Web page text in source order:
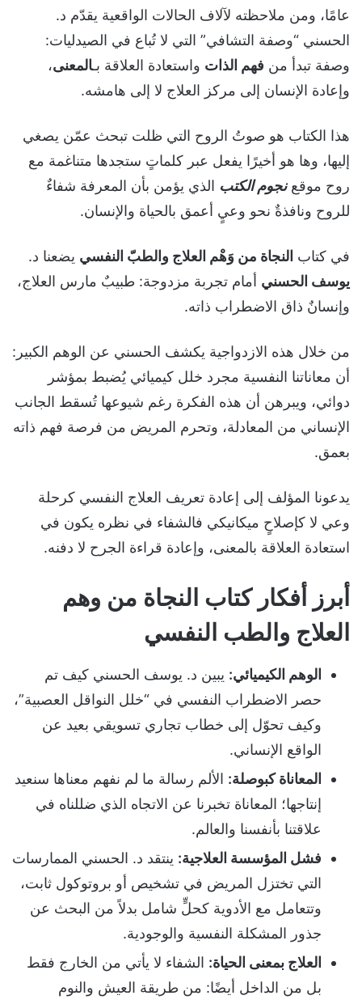
عامًا، ومن ملاحظته لآلاف الحالات الواقعية يقدّم د.
الحسني “وصفة التشافي” التي لا تُباع في الصيدليات:
وصفة تبدأ من فهم الذات واستعادة العلاقة بـالمعنى،
وإعادة الإنسان إلى مركز العلاج لا إلى هامشه.
هذا الكتاب هو صوتُ الروح التي ظلت تبحث عمّن يصغي
إليها، وها هو أخيرًا يفعل عبر كلماتٍ ستجدها متناغمة مع
روح موقعنجوم الكتب الذي يؤمن بأن المعرفة شفاءٌ
للروح ونافذةٌ نحو وعيٍ أعمق بالحياة والإنسان.
في كتاب النجاة من وَهْم العلاج والطبّ النفسي يضعنا د.
يوسف الحسني أمام تجربة مزدوجة: طبيبٌ مارس العلاج،
وإنسانٌ ذاق الاضطراب ذاته.
من خلال هذه الازدواجية يكشف الحسني عن الوهم الكبير:
أن معاناتنا النفسية مجرد خلل كيميائي يُضبط بمؤشر
دوائي، ويبرهن أن هذه الفكرة رغم شيوعها تُسقط الجانب
الإنساني من المعادلة، وتحرم المريض من فرصة فهم ذاته
بعمق.
يدعونا المؤلف إلى إعادة تعريف العلاج النفسي كرحلة
وعي لا كإصلاحٍ ميكانيكي فالشفاء في نظره يكون في
استعادة العلاقة بالمعنى، وإعادة قراءة الجرح لا دفنه.
أبرز أفكار كتاب النجاة من وهم
العلاج والطب النفسي
الوهم الكيميائي: يبين د. يوسف الحسني كيف تم
حصر الاضطراب النفسي في “خلل النواقل العصبية”،
وكيف تحوّل إلى خطاب تجاري تسويقي بعيد عن
الواقع الإنساني.
المعاناة كبوصلة: الألم رسالة ما لم نفهم معناها سنعيد
إنتاجها؛ المعاناة تخبرنا عن الاتجاه الذي ضللناه في
علاقتنا بأنفسنا والعالم.
فشل المؤسسة العلاجية: ينتقد د. الحسني الممارسات
التي تختزل المريض في تشخيص أو بروتوكول ثابت،
وتتعامل مع الأدوية كحلٍّ شامل بدلاً من البحث عن
جذور المشكلة النفسية والوجودية.
العلاج بمعنى الحياة: الشفاء لا يأتي من الخارج فقط
بل من الداخل أيضًا: من طريقة العيش والنوم